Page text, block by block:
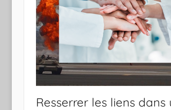
o
s
S
a
t
Resserrer les liens dans